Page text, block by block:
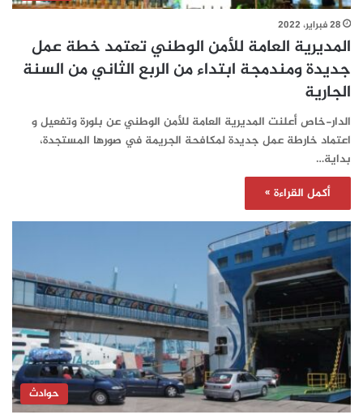
28 فبراير، 2022
المديرية العامة للأمن الوطني تعتمد خطة عمل
جديدة ومندمجة ابتداء من الربع الثاني من السنة
الجارية
الدار-خاص أعلنت المديرية العامة للأمن الوطني عن بلورة وتفعيل و
اعتماد خارطة عمل جديدة لمكافحة الجريمة في صورها المستجدة،
بداية…
أكمل القراءة »
حوادث